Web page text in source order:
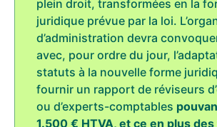
plein droit, transformées en la
juridique prévue par la loi.
d’administration devra
avec, pour ordre du jour,
statuts à la nouvelle forme
fournir un rapport de réviseurs
ou d’experts-comptables
1.500 € HTVA, et ce en plus